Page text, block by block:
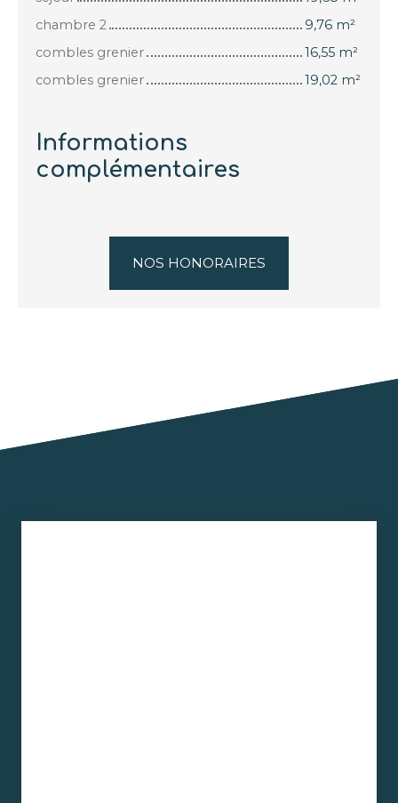
chambre 2
9,76 m²
combles grenier
16,55 m²
combles grenier
19,02 m²
Informations
complémentaires
NOS HONORAIRES